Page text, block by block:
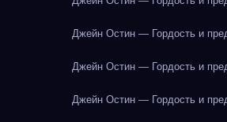
Джейн Остин — Гордость и
Джейн Остин — Гордость и
Джейн Остин — Гордость и